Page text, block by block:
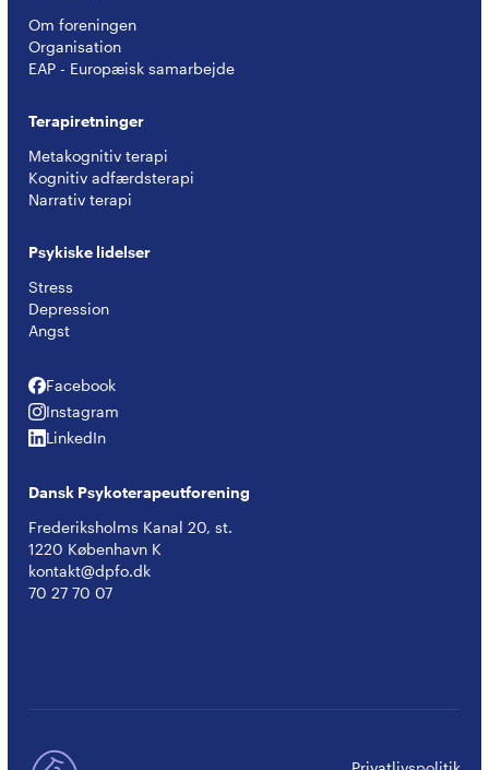
Om foreningen
Organisation
EAP - Europæisk samarbejde
Terapiretninger
Metakognitiv terapi
Kognitiv adfærdsterapi
Narrativ terapi
Psykiske lidelser
Stress
Depression
Angst
Facebook
Facebook
Instagram
Instagram
LinkedIn
LinkedIn
Dansk Psykoterapeutforening
Frederiksholms Kanal 20, st.
1220 København K
kontakt@dpfo.dk
70 27 70 07